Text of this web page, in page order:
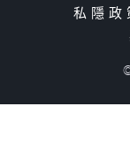
私隱政